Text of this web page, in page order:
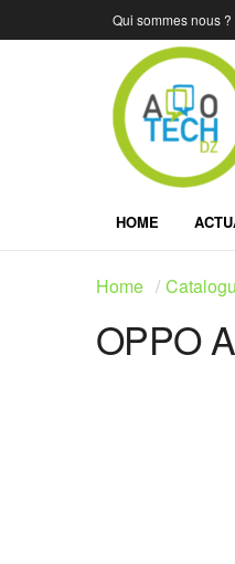
Qui sommes nous ?
HOME
Home
OPPO